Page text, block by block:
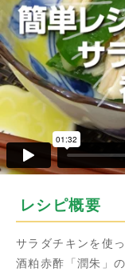
レシピ概要
サラダチキンを使
酒粕赤酢「潤朱」